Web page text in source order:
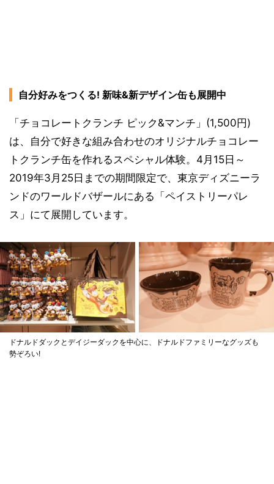
自分好みをつくる! 新味&新デザイン缶も展開中
「チョコレートクランチ ピック&マンチ」(1,500円)
は、自分で好きな組み合わせのオリジナルチョコレー
トクランチ缶を作れるスペシャル体験。4月15日～
2019年3月25日までの期間限定で、東京ディズニーラ
ンドのワールドバザールにある「ペイストリーパレ
ス」にて展開しています。
ドナルドダックとデイジーダックを中心に、ドナルドファミリーなグッズも
勢ぞろい!